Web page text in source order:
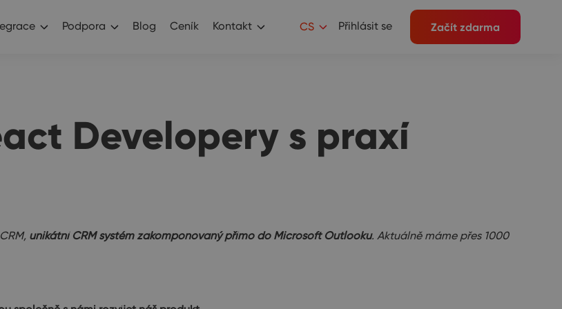
Podpora Blog Ceník Kontakt CS Přihlásit se Začít zdarma
Developery s praxí
unikátní CRM systém zakomponovaný přímo do Microsoft Outlooku. Aktuálně máme přes 1000